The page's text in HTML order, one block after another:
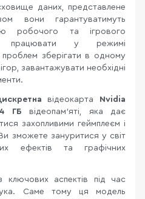
даних, представлене
вони гарантуватимуть
робочого та ігрового
працювати у режимі
зберігати в одному
завантажувати необхідні
відеокарта Nvidia
4 ГБ відеопам'яті, яка дає
захопливими геймплеєм і
зможете зануритися у світ
ефектів та графічних
аспектів під час
Саме тому ця модель